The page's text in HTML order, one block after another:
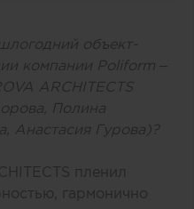
объект-
компании Poliform –
ARCHITECTS
Полина
Анастасия Гурова)?
пленил
гармонично